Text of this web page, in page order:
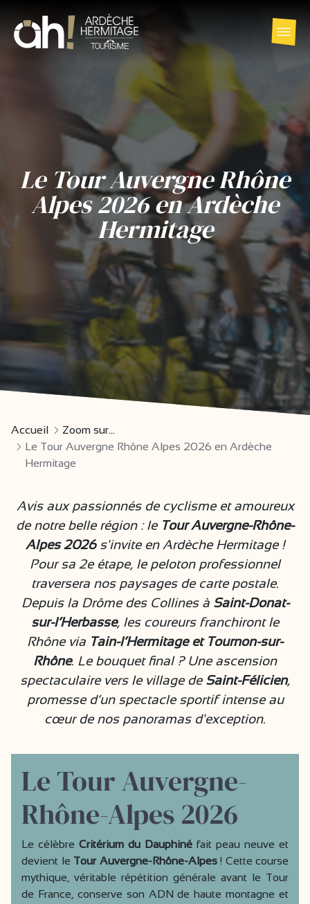
Le Tour Auvergne Rhône
Alpes 2026 en Ardèche
Hermitage
Accueil
Zoom sur...
Le Tour Auvergne Rhône Alpes 2026 en Ardèche
Hermitage
Avis aux passionnés de cyclisme et amoureux
de notre belle région : le Tour Auvergne-Rhône-
Alpes 2026s'invite en Ardèche Hermitage !
Pour sa 2e étape, le peloton professionnel
traversera nos paysages de carte postale.
Depuis la Drôme des Collines à Saint-Donat-
sur-l’Herbasse, les coureurs franchiront le
Rhône via Tain-l’Hermitage et Tournon-sur-
Rhône. Le bouquet final ? Une ascension
spectaculaire vers le village deSaint-Félicien,
promesse d’un spectacle sportif intense au
cœur de nos panoramas d'exception.
Le Tour Auvergne-
Rhône-Alpes 2026
Le célèbre Critérium du Dauphiné fait peau neuve et
devient le Tour Auvergne-Rhône-Alpes! Cette course
mythique, véritable répétition générale avant le Tour
de France, conserve son ADN de haute montagne et